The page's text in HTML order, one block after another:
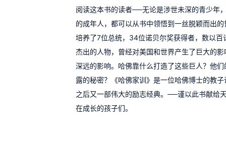
阅读这本书的读者──无论是涉世未深的青少年
的成年人，都可以从书中领悟到一丝脱颖而出
培养了7位总统，34位诺贝尔奖获得者，数以百
杰出的人物，曾经对美国和世界产生了巨大的
深远的影响。哈佛靠什么打造了这些巨人？他
露的秘密？《哈佛家训》是一位哈佛博士的教
之后又一部伟大的励志经典。──谨以此书献给
在成长的孩子们。